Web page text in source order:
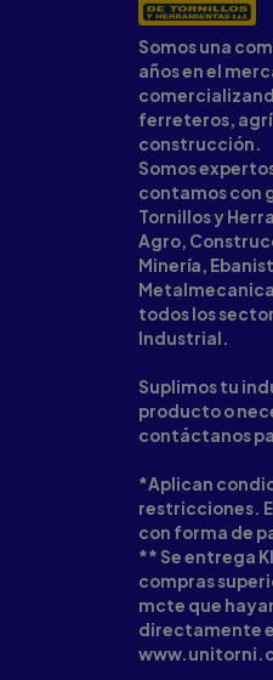
Somos una
años en el
ferreteros,
construcción.
Somos
contamos con
Tornillos y
Agro,
Minería,
todos los
Industrial.
Suplimos tu
producto o
contáctanos
*Aplican
restricciones.
con forma de
** Se entrega
compras
mcte que
directamente